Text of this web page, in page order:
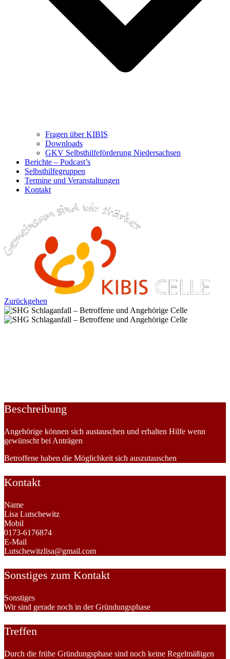
Fragen über KIBIS
Downloads
GKV Selbsthilfeförderung Niedersachsen
Berichte – Podcast’s
Selbsthilfegruppen
Termine und Veranstaltungen
Kontakt
Zurückgehen
Beschreibung
Angehörige können sich austauschen und erhalten Hilfe wenn
gewünscht bei Anträgen
Betroffene haben die Möglichkeit sich auszutauschen
Kontakt
Name
Lisa Lutschewitz
Mobil
0173-6176874
E-Mail
Lutschewitzlisa@gmail.com
Sonstiges zum Kontakt
Sonstiges
Wir sind gerade noch in der Gründungsphase
Treffen
Durch die frühe Gründungsphase sind noch keine Regelmäßigen